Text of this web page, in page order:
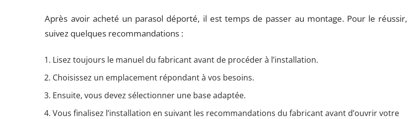
Après avoir acheté un parasol déporté, il est temps de passer au montage. Pour le réussir,
suivez quelques recommandations :
Lisez toujours le manuel du fabricant avant de procéder à l’installation.
Choisissez un emplacement répondant à vos besoins.
Ensuite, vous devez sélectionner une base adaptée.
Vous finalisez l’installation en suivant les recommandations du fabricant avant d’ouvrir votre